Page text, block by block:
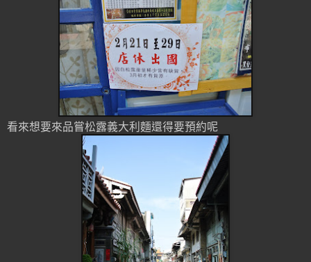
看來想要來品嘗松露義大利麵還得要預約呢